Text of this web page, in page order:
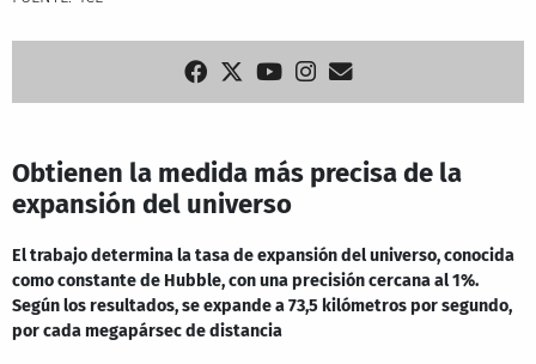
Obtienen la medida más precisa de la
expansión del universo
El trabajo determina la tasa de expansión del universo, conocida
como constante de Hubble, con una precisión cercana al 1%.
Según los resultados, se expande a 73,5 kilómetros por segundo,
por cada megapársec de distancia